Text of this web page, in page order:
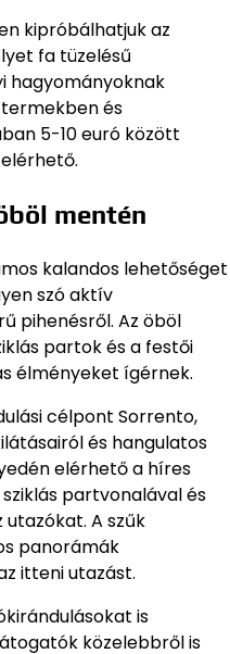
kipróbálhatjuk az
fa tüzelésű
hagyományoknak
és
5-10 euró között
mentén
kalandos lehetőséget
szó aktív
pihenésről. Az öböl
partok és a festői
élményeket ígérnek.
célpont Sorrento,
és hangulatos
elérhető a híres
partvonalával és
utazókat. A szűk
panorámák
itteni utazást.
is
közelebbről is